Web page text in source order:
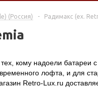
(Россия) - Радимакс (ex.
кому надоели батареи
лофта, и для
Retro-Lux.ru